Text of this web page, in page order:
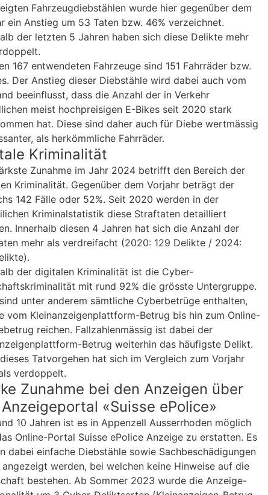
Fahrzeugdiebstählen wurde hier gegenüber dem
ein Anstieg um 53 Taten bzw. 46% verzeichnet.
der letzten 5 Jahren haben sich diese Delikte mehr
167 entwendeten Fahrzeuge sind 151 Fahrräder bzw.
Der Anstieg dieser Diebstähle wird dabei auch vom
beeinflusst, dass die Anzahl der in Verkehr
meist hochpreisigen E-Bikes seit 2020 stark
hat. Diese sind daher auch für Diebe wertmässig
als herkömmliche Fahrräder.
Kriminalität
Zunahme im Jahr 2024 betrifft den Bereich der
Kriminalität. Gegenüber dem Vorjahr beträgt der
142 Fälle oder 52%. Seit 2020 werden in der
Kriminalstatistik diese Straftaten detailliert
Innerhalb diesen 4 Jahren hat sich die Anzahl der
mehr als verdreifacht (2020: 129 Delikte / 2024:
der digitalen Kriminalität ist die Cyber-
mit rund 92% die grösste Untergruppe.
unter anderem sämtliche Cyberbetrüge enthalten,
vom Kleinanzeigenplattform-Betrug bis hin zum Online-
reichen. Fallzahlenmässig ist dabei der
Betrug weiterhin das häufigste Delikt.
Tatvorgehen hat sich im Vergleich zum Vorjahr
verdoppelt.
Zunahme bei den Anzeigen über
«Suisse ePolice»
10 Jahren ist es in Appenzell Ausserrhoden möglich
Online-Portal Suisse ePolice Anzeige zu erstatten. Es
dabei einfache Diebstähle sowie Sachbeschädigungen
angezeigt werden, bei welchen keine Hinweise auf die
bestehen. Ab Sommer 2023 wurde die Anzeige-